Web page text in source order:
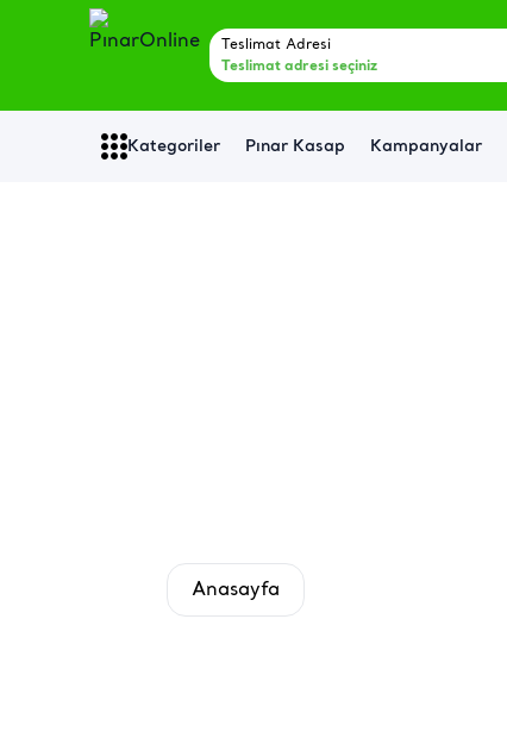
Teslimat Adresi
Teslimat adresi seçiniz
Kategoriler Pınar Kasap Kampanyalar
Anasayfa